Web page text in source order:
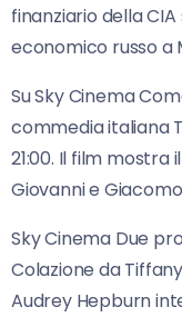
finanziario della
economico russo a
Su Sky Cinema
commedia italiana
21:00. Il film mostra
Giovanni e
Sky Cinema Due
Colazione da
Audrey Hepburn